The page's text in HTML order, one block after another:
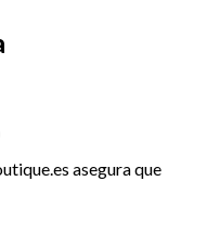
asegura que